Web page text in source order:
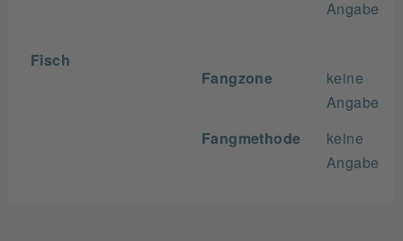
Angabe
Fisch
Fangzone
keine
Angabe
Fangmethode
keine
Angabe